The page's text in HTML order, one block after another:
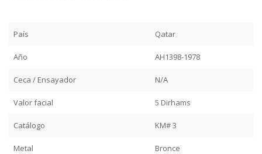
País Qatar
Año AH1398-1978
Ceca / Ensayador N/A
Valor facial 5 Dirhams
Catálogo KM# 3
Metal Bronce